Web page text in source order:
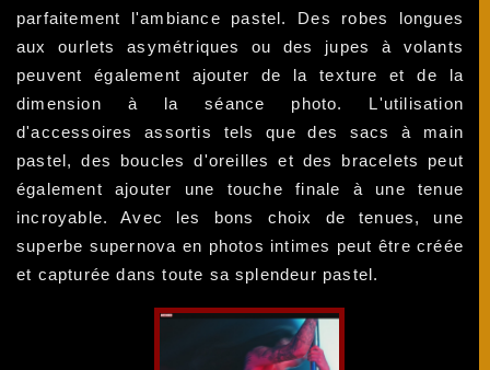
parfaitement l'ambiance pastel. Des robes longues
aux ourlets asymétriques ou des jupes à volants
peuvent également ajouter de la texture et de la
dimension à la séance photo. L'utilisation
d'accessoires assortis tels que des sacs à main
pastel, des boucles d'oreilles et des bracelets peut
également ajouter une touche finale à une tenue
incroyable. Avec les bons choix de tenues, une
superbe supernova en photos intimes peut être créée
et capturée dans toute sa splendeur pastel.